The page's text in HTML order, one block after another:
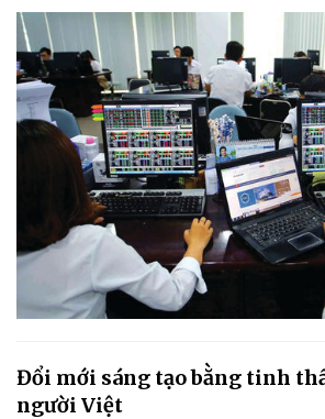
Đổi mới sáng tạo bằng tinh
người Việt